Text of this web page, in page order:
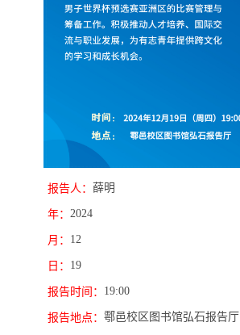
报告人： 薛明
年：2024
月： 12
日： 19
报告时间： 19:00
报告地点：鄠邑校区图书馆弘石报告厅